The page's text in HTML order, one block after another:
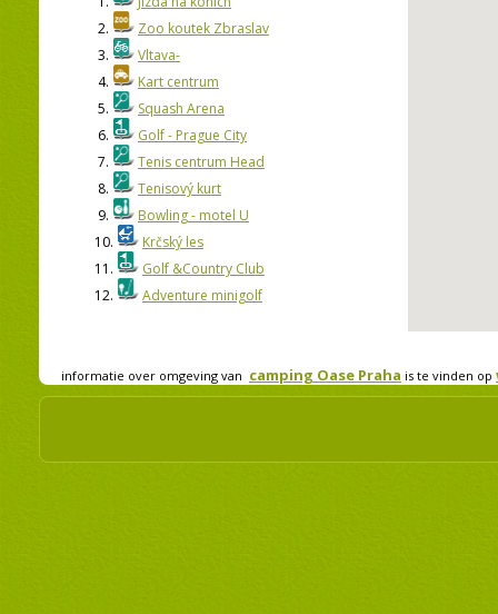
2.
Zoo koutek Zbraslav
3.
Vltava-
4.
Kart centrum
5.
Squash Arena
6.
Golf - Prague City
7.
Tenis centrum Head
8.
Tenisový kurt
9.
Bowling - motel U
10.
Krčský les
11.
Golf &Country Club
12.
Adventure minigolf
informatie over omgeving van camping Oase Praha is te vinden op